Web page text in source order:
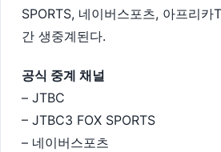
SPORTS, 네이버스포츠, 아프리카
간 생중계된다.
공식 중계 채널
– JTBC
– JTBC3 FOX SPORTS
– 네이버스포츠